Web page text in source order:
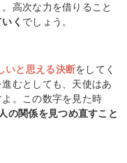
高次な力を借りること
く でしょう。
いと思える決断をしてく
むとしても、天使はあ
。この数字を見た時
の関係を見つめ直すこと